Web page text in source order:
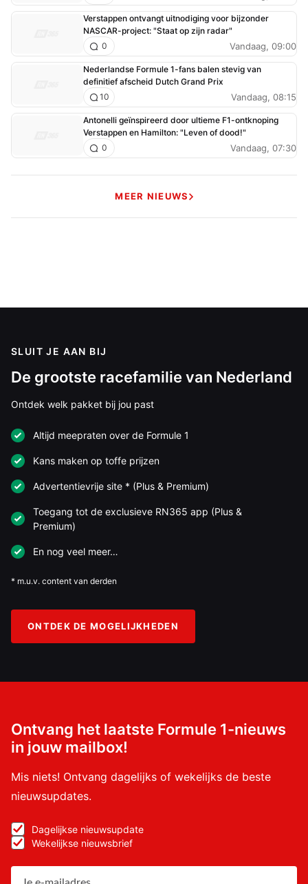
Verstappen ontvangt uitnodiging voor bijzonder
NASCAR-project: "Staat op zijn radar"
Vandaag, 09:00
0
Nederlandse Formule 1-fans balen stevig van
definitief afscheid Dutch Grand Prix
Vandaag, 08:15
10
Antonelli geïnspireerd door ultieme F1-ontknoping
Verstappen en Hamilton: "Leven of dood!"
Vandaag, 07:30
0
MEER NIEUWS
SLUIT JE AAN BIJ
De grootste racefamilie van Nederland
Ontdek welk pakket bij jou past
Altijd meepraten over de Formule 1
Kans maken op toffe prijzen
Advertentievrije site * (Plus & Premium)
Toegang tot de exclusieve RN365 app (Plus &
Premium)
En nog veel meer…
* m.u.v. content van derden
ONTDEK DE MOGELIJKHEDEN
Ontvang het laatste Formule 1-nieuws
in jouw mailbox!
Mis niets! Ontvang dagelijks of wekelijks de beste
nieuwsupdates.
Dagelijkse nieuwsupdate
Wekelijkse nieuwsbrief